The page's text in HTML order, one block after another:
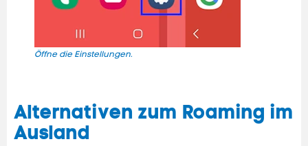
Öffne die Einstellungen.
Alternativen zum Roaming im
Ausland